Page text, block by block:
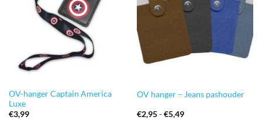
OV-hanger Captain America
Luxe
€3,99
OV hanger – Jeans pashouder
€2,95 - €5,49Prijsklasse: